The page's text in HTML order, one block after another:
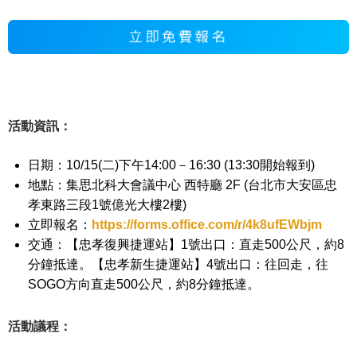
活動資訊：
日期：10/15(二)下午14:00－16:30 (13:30開始報到)
地點：集思北科大會議中心 西特廳 2F (台北市大安區忠
孝東路三段1號億光大樓2樓)
立即報名： https://forms.office.com/r/4k8ufEWbjm
交通：【忠孝復興捷運站】1號出口：直走500公尺，約8
分鐘抵達。【忠孝新生捷運站】4號出口：往回走，往
SOGO方向直走500公尺，約8分鐘抵達。
活動議程：